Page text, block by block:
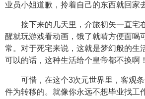
业员小姐道歉，拎着自己的东西就回家
接下来的几天里，介旅初矢一直宅
醒就玩游戏看动画，饿了就啃方便面喝
常。对于死宅来说，这就是梦幻般的生
可以的话，这种生活给个皇帝都不换啊！
可惜，在这个3次元世界里，客观
件为转移的。就像你永远不想毕业找工